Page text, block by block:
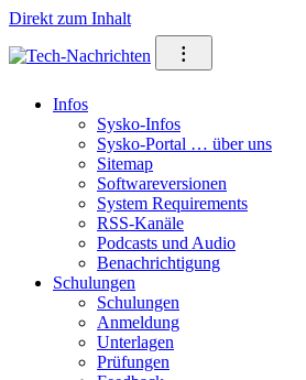
Direkt zum Inhalt
⁝
Infos
Sysko-Infos
Sysko-Portal … über uns
Sitemap
Softwareversionen
System Requirements
RSS-Kanäle
Podcasts und Audio
Benachrichtigung
Schulungen
Schulungen
Anmeldung
Unterlagen
Prüfungen